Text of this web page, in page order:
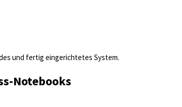
und fertig eingerichtetes System.
Notebooks